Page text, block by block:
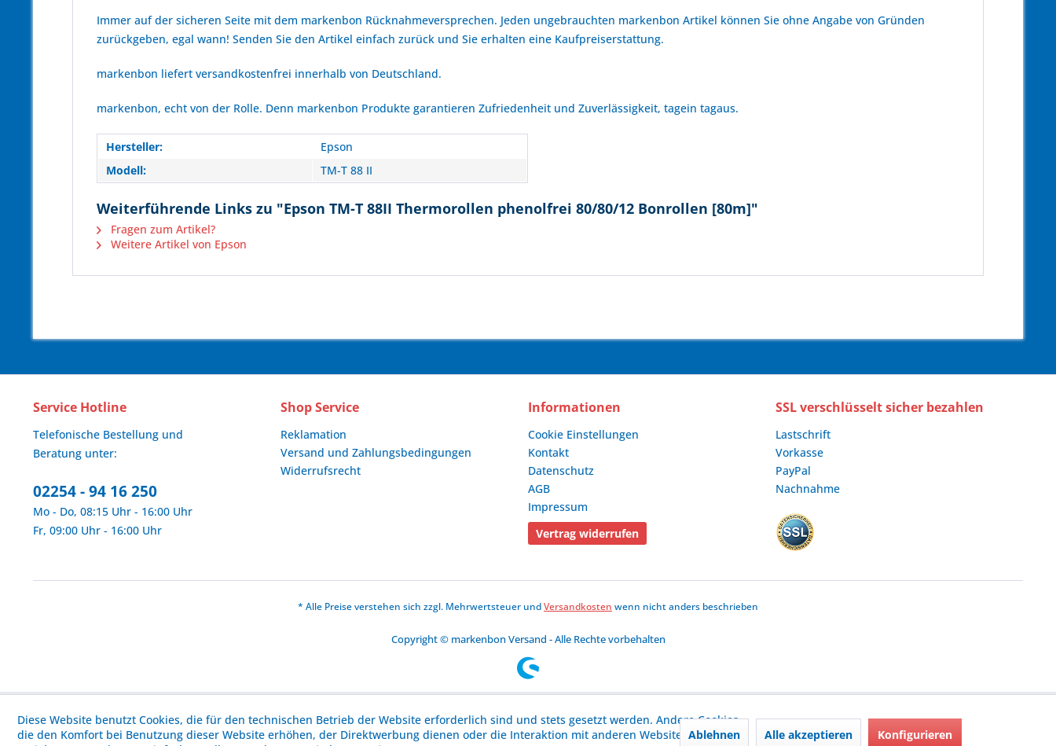
Immer auf der sicheren Seite mit dem markenbon Rücknahmeversprechen. Jeden ungebrauchten markenbon Artikel können Sie ohne Angabe von Gründen
zurückgeben, egal wann! Senden Sie den Artikel einfach zurück und Sie erhalten eine Kaufpreiserstattung.
markenbon liefert versandkostenfrei innerhalb von Deutschland.
markenbon, echt von der Rolle. Denn markenbon Produkte garantieren Zufriedenheit und Zuverlässigkeit, tagein tagaus.
Hersteller:
Epson
Modell:
TM-T 88 II
Weiterführende Links zu "Epson TM-T 88II Thermorollen phenolfrei 80/80/12 Bonrollen [80m]"
Fragen zum Artikel?
Weitere Artikel von Epson
Service Hotline
Telefonische Bestellung und
Beratung unter:
02254 - 94 16 250
Mo - Do, 08:15 Uhr - 16:00 Uhr
Fr, 09:00 Uhr - 16:00 Uhr
Shop Service
Reklamation
Versand und Zahlungsbedingungen
Widerrufsrecht
Informationen
Cookie Einstellungen
Kontakt
Datenschutz
AGB
Impressum
Vertrag widerrufen
SSL verschlüsselt sicher bezahlen
Lastschrift
Vorkasse
PayPal
Nachnahme
* Alle Preise verstehen sich zzgl. Mehrwertsteuer undVersandkosten wenn nicht anders beschrieben
Copyright © markenbon Versand - Alle Rechte vorbehalten
Diese Website benutzt Cookies, die für den technischen Betrieb der Website erforderlich sind und stets gesetzt werden. Andere Cookies,
die den Komfort bei Benutzung dieser Website erhöhen, der Direktwerbung dienen oder die Interaktion mit anderen Websites undAblehnen Alle akzeptieren Konfigurieren